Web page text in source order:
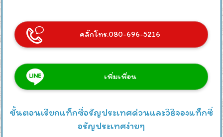
คลิ๊กโทร.080-696-5216
เพิ่มเพื่อน
ขั้นตอนเรียกแท็กซี่อรัญประเทศด่วนและวิธีจองแท็กซี่
อรัญประเทศง่ายๆ